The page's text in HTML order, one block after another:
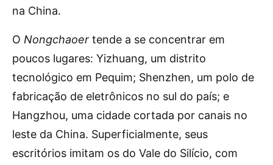
na China.
O Nongchaoer tende a se concentrar em
poucos lugares: Yizhuang, um distrito
tecnológico em Pequim; Shenzhen, um polo de
fabricação de eletrônicos no sul do país; e
Hangzhou, uma cidade cortada por canais no
leste da China. Superficialmente, seus
escritórios imitam os do Vale do Silício, com